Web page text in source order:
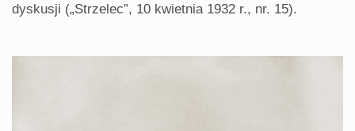
dyskusji („Strzelec”, 10 kwietnia 1932 r., nr. 15).